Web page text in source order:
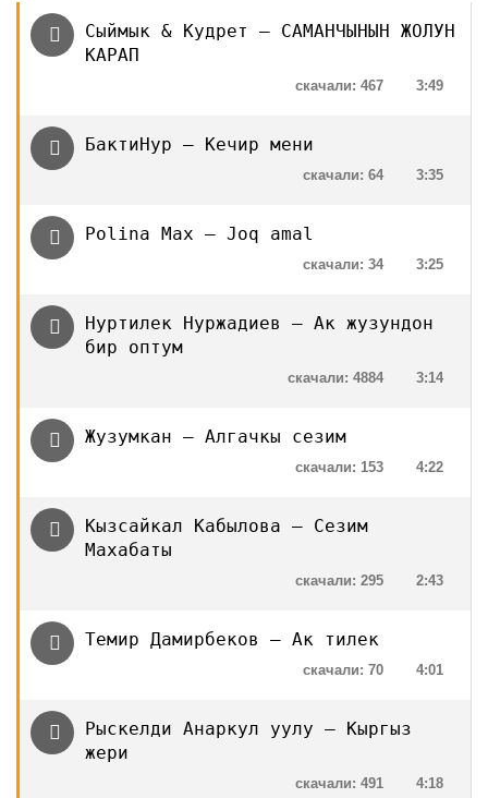
Сыймык & Кудрет — САМАНЧЫНЫН ЖОЛУН
КАРАП
3:49
скачали: 467
БактиНур — Кечир мени
3:35
скачали: 64
Polina Max — Joq amal
3:25
скачали: 34
Нуртилек Нуржадиев — Ак жузундон
бир оптум
3:14
скачали: 4884
Жузумкан — Алгачкы сезим
4:22
скачали: 153
Кызсайкал Кабылова — Сезим
Махабаты
2:43
скачали: 295
Темир Дамирбеков — Ак тилек
4:01
скачали: 70
Рыскелди Анаркул уулу — Кыргыз
жери
4:18
скачали: 491